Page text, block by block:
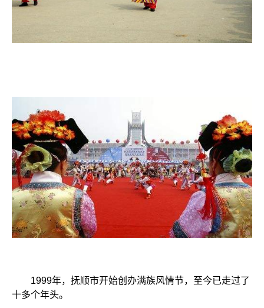
1999年，抚顺市开始创办满族风情节，至今已走过了
十多个年头。